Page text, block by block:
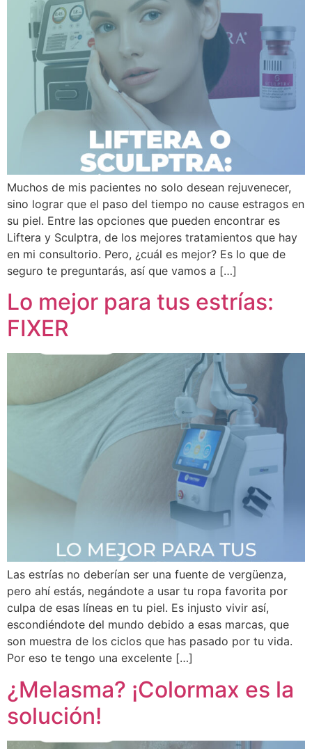
Muchos de mis pacientes no solo desean rejuvenecer,
sino lograr que el paso del tiempo no cause estragos en
su piel. Entre las opciones que pueden encontrar es
Liftera y Sculptra, de los mejores tratamientos que hay
en mi consultorio. Pero, ¿cuál es mejor? Es lo que de
seguro te preguntarás, así que vamos a […]
Lo mejor para tus estrías:
FIXER
Las estrías no deberían ser una fuente de vergüenza,
pero ahí estás, negándote a usar tu ropa favorita por
culpa de esas líneas en tu piel. Es injusto vivir así,
escondiéndote del mundo debido a esas marcas, que
son muestra de los ciclos que has pasado por tu vida.
Por eso te tengo una excelente […]
¿Melasma? ¡Colormax es la
solución!